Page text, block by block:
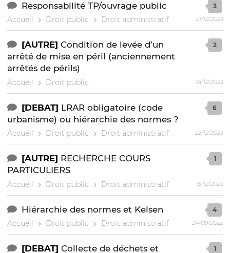
Responsabilité TP/ouvrage public
Accueil Droit public Droit administratif
3
21/12/2023
[AUTRE] Condition de levée d’un
arrêté de mise en péril (anciennement
arrêtés de périls)
Accueil Droit public
2
18/12/2023
[DEBAT] LRAR obligatoire (code
urbanisme) ou hiérarchie des normes ?
Accueil Droit public Droit administratif
6
22/12/2023
[AUTRE] RECHERCHE COURS
PARTICULIERS
Accueil Droit public Droit administratif
1
15/12/2023
Hiérarchie des normes et Kelsen
Accueil Droit public Droit administratif
4
24/09/2022
[DEBAT] Collecte de déchets et 1